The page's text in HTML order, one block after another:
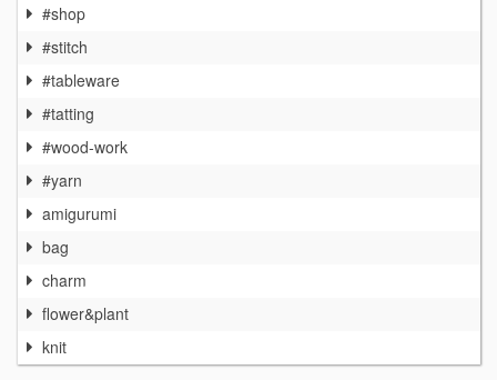
#shop
#stitch
#tableware
#tatting
#wood-work
#yarn
amigurumi
bag
charm
flower&plant
knit